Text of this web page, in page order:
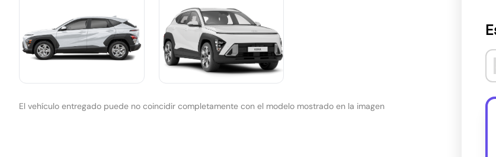
El vehículo entregado puede no coincidir completamente con el modelo mostrado en la imagen